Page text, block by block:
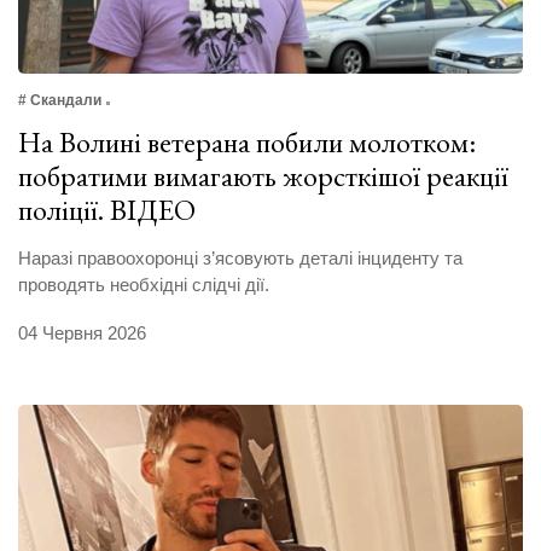
# Скандали
На Волині ветерана побили молотком:
побратими вимагають жорсткішої реакції
поліції. ВІДЕО
Наразі правоохоронці з’ясовують деталі інциденту та
проводять необхідні слідчі дії.
04 Червня 2026